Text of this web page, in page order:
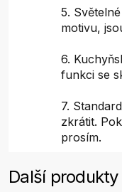
5.
motivu,
6.
funkci se
7.
zkrátit.
prosím.
Další